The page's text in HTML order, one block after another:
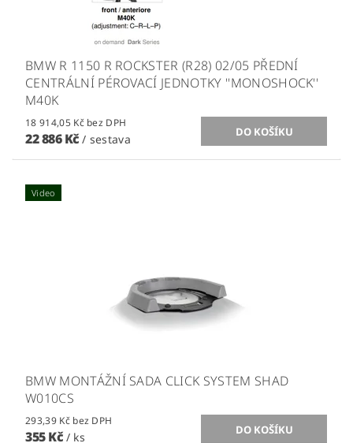
BMW R 1150 R ROCKSTER (R28) 02/05 PŘEDNÍ
CENTRÁLNÍ PÉROVACÍ JEDNOTKY ''MONOSHOCK''
M40K
18 914,05 Kč bez DPH
22 886 Kč/ sestava
Video
BMW MONTÁŽNÍ SADA CLICK SYSTEM SHAD
W010CS
293,39 Kč bez DPH
355 Kč / ks